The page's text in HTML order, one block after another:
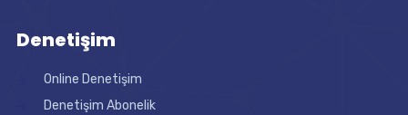
Denetişim
Online Denetişim
Denetişim Abonelik